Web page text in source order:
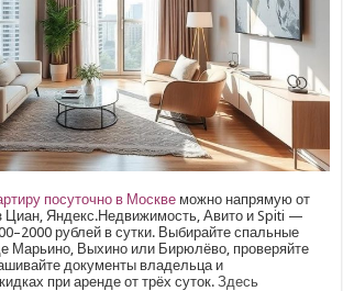
посуточно в Москве можно напрямую от
Циан, Яндекс.Недвижимость, Авито и Spiti —
рублей в сутки. Выбирайте спальные
Марьино, Выхино или Бирюлёво, проверяйте
документы владельца и
при аренде от трёх суток.Здесь